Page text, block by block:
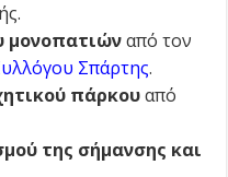
μονοπατιώναπό τον
Σπάρτης.
πάρκουαπό
της σήμανσης και